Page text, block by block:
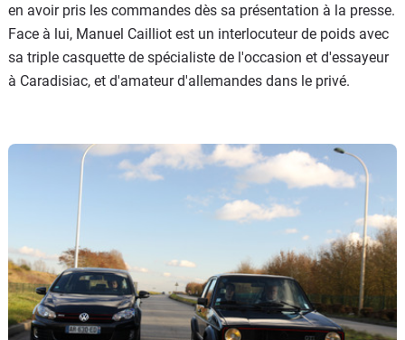
en avoir pris les commandes dès sa présentation à la presse.
Face à lui, Manuel Cailliot est un interlocuteur de poids avec
sa triple casquette de spécialiste de l'occasion et d'essayeur
à Caradisiac, et d'amateur d'allemandes dans le privé.